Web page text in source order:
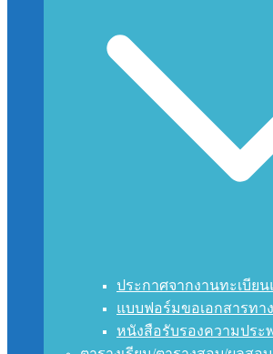
ประกาศจากงานทะเบีย
แบบฟอร์มขอเอกสารทา
หนังสือรับรองความประ